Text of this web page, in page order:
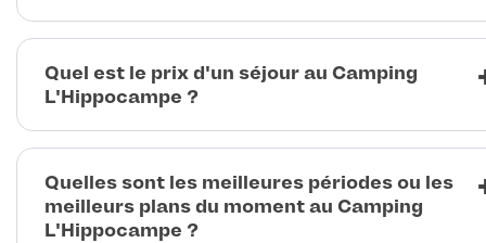
Quel est le prix d'un séjour au Camping
L'Hippocampe ?
Quelles sont les meilleures périodes ou les
meilleurs plans du moment au Camping
L'Hippocampe ?